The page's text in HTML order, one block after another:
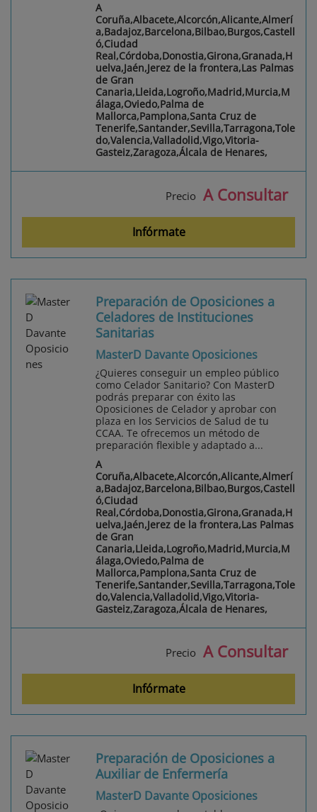
A
Coruña,Albacete,Alcorcón,Alicante,Almerí
a,Badajoz,Barcelona,Bilbao,Burgos,Castell
ó,Ciudad
Real,Córdoba,Donostia,Girona,Granada,H
uelva,Jaén,Jerez de la frontera,Las Palmas
de Gran
Canaria,Lleida,Logroño,Madrid,Murcia,M
álaga,Oviedo,Palma de
Mallorca,Pamplona,Santa Cruz de
Tenerife,Santander,Sevilla,Tarragona,Tole
do,Valencia,Valladolid,Vigo,Vitoria-
Gasteiz,Zaragoza,Álcala de Henares,
Precio A Consultar
Infórmate
Preparación de Oposiciones a
Celadores de Instituciones
Sanitarias
MasterD Davante Oposiciones
¿Quieres conseguir un empleo público
como Celador Sanitario? Con MasterD
podrás preparar con éxito las
Oposiciones de Celador y aprobar con
plaza en los Servicios de Salud de tu
CCAA. Te ofrecemos un método de
preparación flexible y adaptado a...
A
Coruña,Albacete,Alcorcón,Alicante,Almerí
a,Badajoz,Barcelona,Bilbao,Burgos,Castell
ó,Ciudad
Real,Córdoba,Donostia,Girona,Granada,H
uelva,Jaén,Jerez de la frontera,Las Palmas
de Gran
Canaria,Lleida,Logroño,Madrid,Murcia,M
álaga,Oviedo,Palma de
Mallorca,Pamplona,Santa Cruz de
Tenerife,Santander,Sevilla,Tarragona,Tole
do,Valencia,Valladolid,Vigo,Vitoria-
Gasteiz,Zaragoza,Álcala de Henares,
Precio A Consultar
Infórmate
Preparación de Oposiciones a
Auxiliar de Enfermería
MasterD Davante Oposiciones